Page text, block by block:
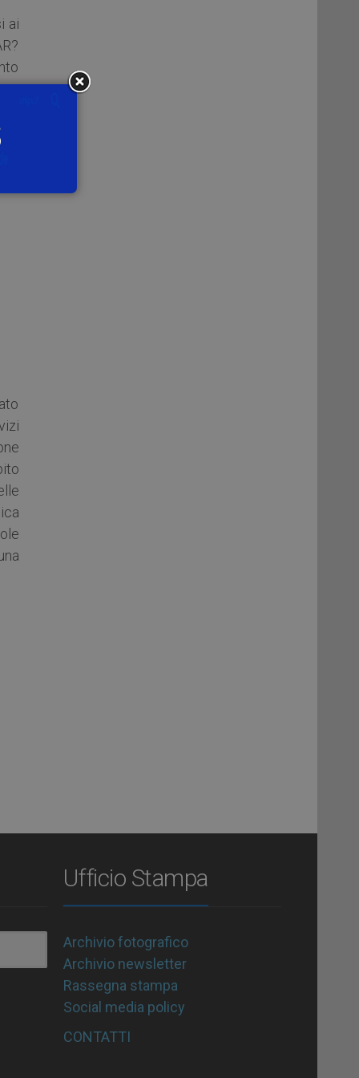
ai
Ufficio Stampa
Archivio fotografico
Archivio newsletter
Rassegna stampa
Social media policy
CONTATTI